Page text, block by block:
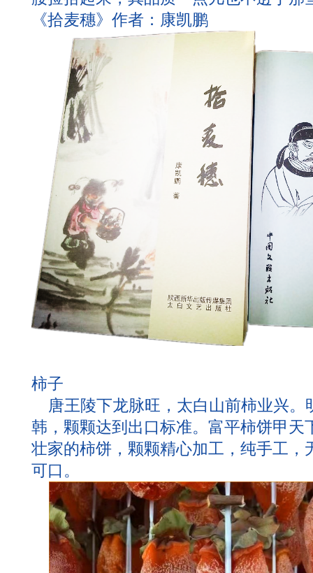
《拾麦穗》作者：康凯鹏
柿子
唐王陵下龙脉旺，太白山前柿业兴。
韩，颗颗达到出口标准。富平柿饼甲天
壮家的柿饼，颗颗精心加工，纯手工，
可口。